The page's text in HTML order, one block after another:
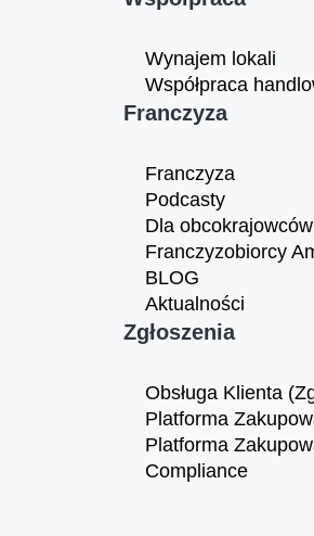
Wynajem lokali
Współpraca
Franczyza
Franczyza
Podcasty
Dla obcokrajowców
Franczyzobiorcy
BLOG
Aktualności
Zgłoszenia
Obsługa Klienta
Platforma
Platforma
Compliance